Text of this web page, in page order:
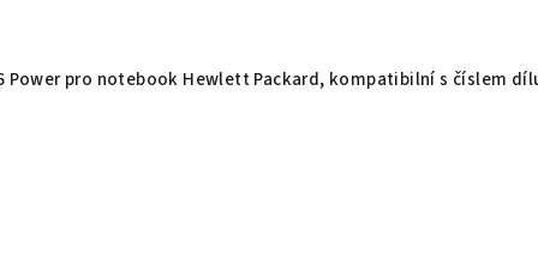
Power pro notebook Hewlett Packard, kompatibilní s číslem